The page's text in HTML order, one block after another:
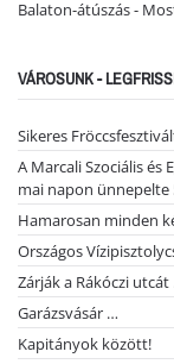
Balaton-átúszás -
VÁROSUNK -
Sikeres
A Marcali Szociális és
mai napon ünnepelte
Hamarosan minden
Országos
Zárják a Rákóczi utcát
Garázsvásár …
Kapitányok között!